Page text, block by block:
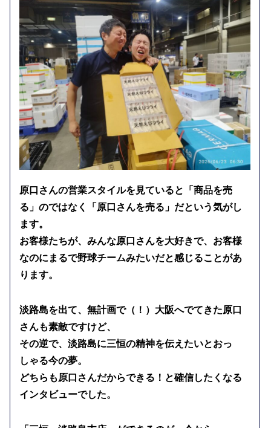
原口さんの営業スタイルを見ていると「商品を売
る」のではなく「原口さんを売る」だという気がし
ます。
お客様たちが、みんな原口さんを大好きで、お客様
なのにまるで野球チームみたいだと感じることがあ
ります。
淡路島を出て、無計画で（！）大阪へでてきた原口
さんも素敵ですけど、
その逆で、淡路島に三恒の精神を伝えたいとおっ
しゃる今の夢。
どちらも原口さんだからできる！と確信したくなる
インタビューでした。